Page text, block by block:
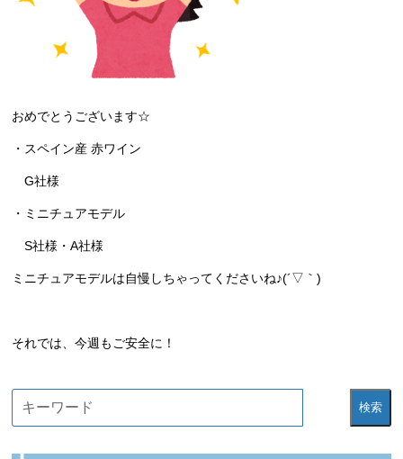
おめでとうございます☆
・スペイン産 赤ワイン
G社様
・ミニチュアモデル
S社様・A社様
ミニチュアモデルは自慢しちゃってくださいね♪(´▽｀)
それでは、今週もご安全に！
検索